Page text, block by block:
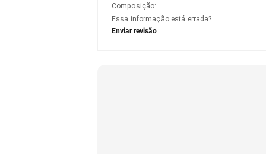
Composição:
Essa informação está errada?
Enviar revisão